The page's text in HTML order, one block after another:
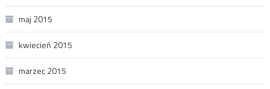
maj 2015
kwiecień 2015
marzec 2015